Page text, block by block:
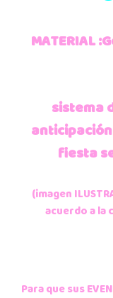
MATERIAL
sistema
fiesta
(imagen
acuerdo a la
Para que sus